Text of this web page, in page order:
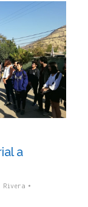
a
Rivera